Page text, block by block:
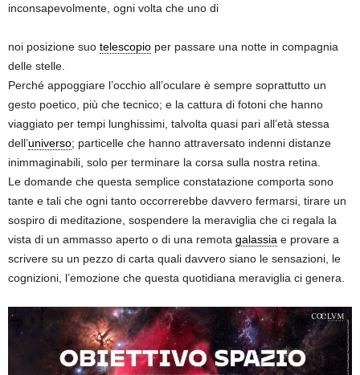
inconsapevolmente, ogni volta che uno di
noi posizione suo telescopio per passare una notte in compagnia
delle stelle.
Perché appoggiare l’occhio all’oculare è sempre soprattutto un
gesto poetico, più che tecnico; e la cattura di fotoni che hanno
viaggiato per tempi lunghissimi, talvolta quasi pari all’età stessa
dell’universo; particelle che hanno attraversato indenni distanze
inimmaginabili, solo per terminare la corsa sulla nostra retina.
Le domande che questa semplice constatazione comporta sono
tante e tali che ogni tanto occorrerebbe davvero fermarsi, tirare un
sospiro di meditazione, sospendere la meraviglia che ci regala la
vista di un ammasso aperto o di una remota galassia e provare a
scrivere su un pezzo di carta quali davvero siano le sensazioni, le
cognizioni, l’emozione che questa quotidiana meraviglia ci genera.